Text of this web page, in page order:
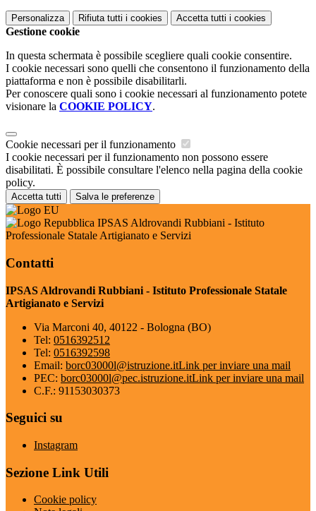
Personalizza Rifiuta tutti i cookies Accetta tutti i cookies
Gestione cookie
In questa schermata è possibile scegliere quali cookie consentire.
I cookie necessari sono quelli che consentono il funzionamento della
piattaforma e non è possibile disabilitarli.
Per conoscere quali sono i cookie necessari al funzionamento potete
visionare la COOKIE POLICY.
Cookie necessari per il funzionamento
I cookie necessari per il funzionamento non possono essere
disabilitati. È possibile consultare l'elenco nella pagina della cookie
policy.
Accetta tutti Salva le preferenze
IPSAS Aldrovandi Rubbiani - Istituto
Professionale Statale Artigianato e Servizi
Contatti
IPSAS Aldrovandi Rubbiani - Istituto Professionale Statale
Artigianato e Servizi
Via Marconi 40, 40122 - Bologna (BO)
Tel: 0516392512
Tel: 0516392598
Email: borc03000l@istruzione.itLink per inviare una mail
PEC: borc03000l@pec.istruzione.itLink per inviare una mail
C.F.: 91153030373
Seguici su
Instagram
Sezione Link Utili
Cookie policy